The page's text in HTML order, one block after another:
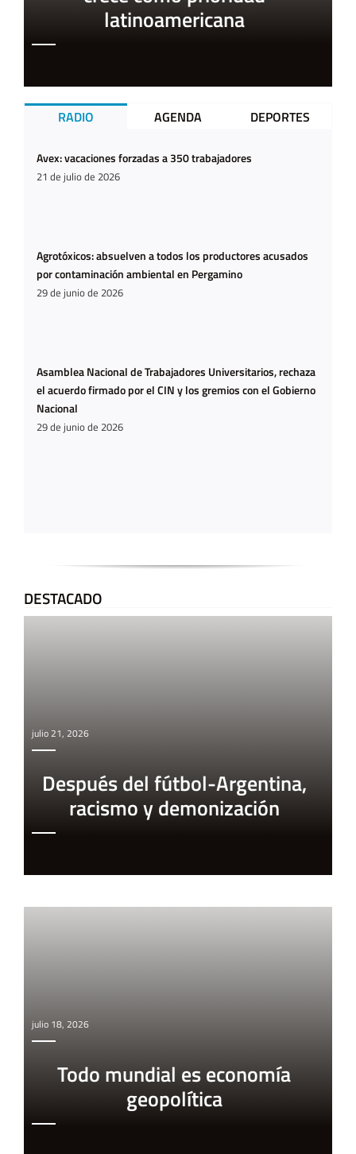
latinoamericana
RADIO AGENDA DEPORTES
Avex: vacaciones forzadas a 350 trabajadores
21 de julio de 2026
Agrotóxicos: absuelven a todos los productores acusados
por contaminación ambiental en Pergamino
29 de junio de 2026
Asamblea Nacional de Trabajadores Universitarios, rechaza
el acuerdo firmado por el CIN y los gremios con el Gobierno
Nacional
29 de junio de 2026
DESTACADO
julio 21, 2026
Después del fútbol-Argentina,
racismo y demonización
julio 18, 2026
Todo mundial es economía
geopolítica